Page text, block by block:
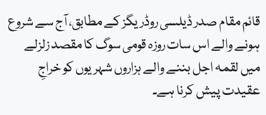
قائم مقام صدر ڈیلسی روڈریگز کے مطابق، آج سے شروع
ہونے والے اس سات روزہ قومی سوگ کا مقصد زلزلے
میں لقمہ اجل بننے والے ہزاروں شہریوں کو خراجِ
عقیدت پیش کرنا ہے۔